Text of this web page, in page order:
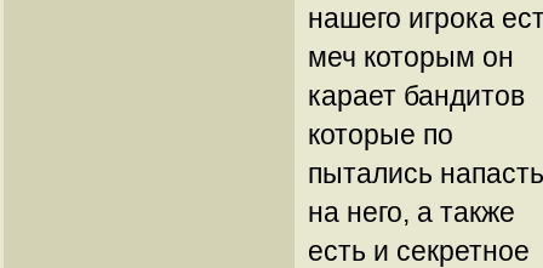
нашего игрока
меч которым он
карает бандитов
которые по
пытались напасть
на него, а также
есть и секретное